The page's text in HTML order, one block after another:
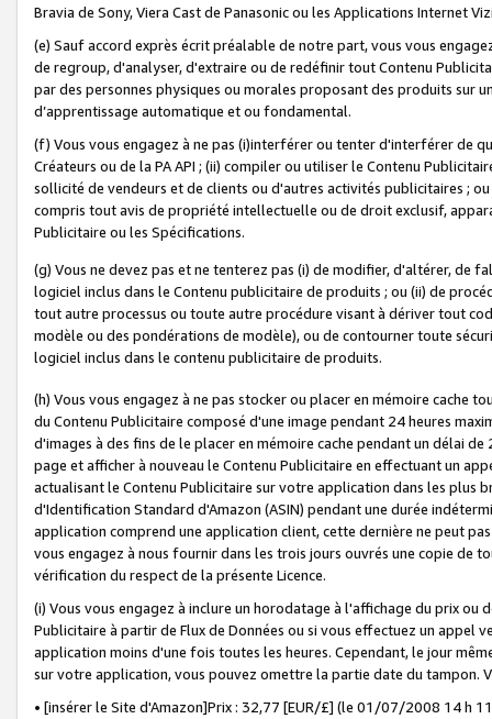
Bravia de Sony, Viera Cast de Panasonic ou les Applications Internet
(e) Sauf accord exprès écrit préalable de notre part, vous vous
de regroup, d'analyser, d'extraire ou de redéfinir tout Contenu
par des personnes physiques ou morales proposant des produits sur
d’apprentissage automatique et ou fondamental.
(f) Vous vous engagez à ne pas (i)interférer ou tenter d'interférer de
Créateurs ou de la PA API ; (ii) compiler ou utiliser le Contenu
sollicité de vendeurs et de clients ou d'autres activités publicitaires ;
compris tout avis de propriété intellectuelle ou de droit exclusif,
Publicitaire ou les Spécifications.
(g) Vous ne devez pas et ne tenterez pas (i) de modifier, d'altérer, de
logiciel inclus dans le Contenu publicitaire de produits ; ou (ii) de
tout autre processus ou toute autre procédure visant à dériver tout
modèle ou des pondérations de modèle), ou de contourner toute
logiciel inclus dans le contenu publicitaire de produits.
(h) Vous vous engagez à ne pas stocker ou placer en mémoire cache
du Contenu Publicitaire composé d'une image pendant 24 heures
d'images à des fins de le placer en mémoire cache pendant un délai
page et afficher à nouveau le Contenu Publicitaire en effectuant un
actualisant le Contenu Publicitaire sur votre application dans les plus
d'Identification Standard d'Amazon (ASIN) pendant une durée
application comprend une application client, cette dernière ne peut
vous engagez à nous fournir dans les trois jours ouvrés une copie de
vérification du respect de la présente Licence.
(i) Vous vous engagez à inclure un horodatage à l'affichage du prix
Publicitaire à partir de Flux de Données ou si vous effectuez un appel
application moins d'une fois toutes les heures. Cependant, le jour
sur votre application, vous pouvez omettre la partie date du tampon.
• [insérer le Site d'Amazon]Prix : 32,77 [EUR/£] (le 01/07/2008 14 h